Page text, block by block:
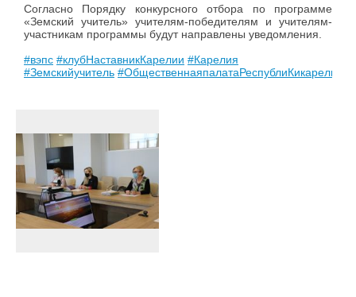
Согласно Порядку конкурсного отбора по программе
«Земский учитель» учителям-победителям и учителям-
участникам программы будут направлены уведомления.
#вэпс #клубНаставникКарелии #Карелия
#Земскийучитель #ОбщественнаяпалатаРеспублиКикарелия